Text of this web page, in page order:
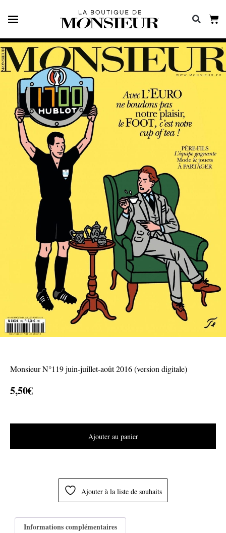
Monsieur N°119 juin-juillet-août 2016 (version digitale)
5,50€
Ajouter au panier
Ajouter à la liste de souhaits
Informations complémentaires